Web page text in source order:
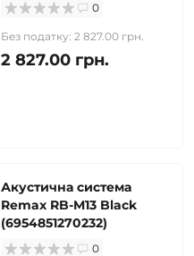
0
Без податку: 2 827.00 грн.
2 827.00 грн.
Акустична система
Remax RB-M13 Black
(6954851270232)
0